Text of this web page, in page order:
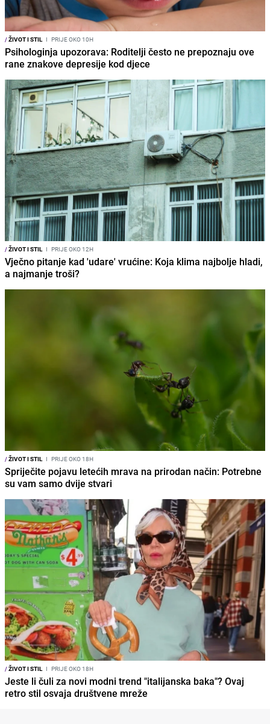
/ŽIVOT I STIL I PRIJE OKO 10H
Psihologinja upozorava: Roditelji često ne prepoznaju ove
rane znakove depresije kod djece
/ŽIVOT I STIL I PRIJE OKO 12H
Vječno pitanje kad 'udare' vrućine: Koja klima najbolje hladi,
a najmanje troši?
/ŽIVOT I STIL I PRIJE OKO 18H
Spriječite pojavu letećih mrava na prirodan način: Potrebne
su vam samo dvije stvari
/ŽIVOT I STIL I PRIJE OKO 18H
Jeste li čuli za novi modni trend "italijanska baka"? Ovaj
retro stil osvaja društvene mreže